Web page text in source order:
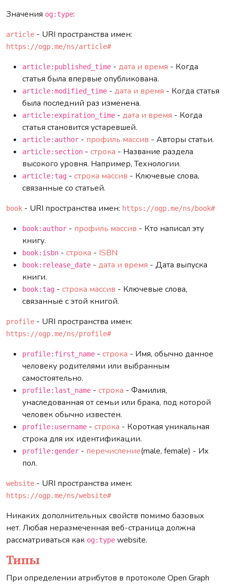
Значения og:type:
article - URI пространства имен:
https://ogp.me/ns/article#
article:published_time - дата и время - Когда
статья была впервые опубликована.
article:modified_time - дата и время - Когда статья
была последний раз изменена.
article:expiration_time - дата и время - Когда
статья становится устаревшей.
article:author - профиль массив - Авторы статьи.
article:section - строка - Название раздела
высокого уровня. Например, Технологии.
article:tag - строка массив - Ключевые слова,
связанные со статьей.
book - URI пространства имен: https://ogp.me/ns/book#
book:author - профиль массив - Кто написал эту
книгу.
book:isbn - строка - ISBN
book:release_date - дата и время - Дата выпуска
книги.
book:tag - строка массив - Ключевые слова,
связанные с этой книгой.
profile - URI пространства имен:
https://ogp.me/ns/profile#
profile:first_name - строка - Имя, обычно данное
человеку родителями или выбранным
самостоятельно.
profile:last_name - строка - Фамилия,
унаследованная от семьи или брака, под которой
человек обычно известен.
profile:username - строка - Короткая уникальная
строка для их идентификации.
profile:gender - перечисление(male, female) - Их
пол.
website - URI пространства имен:
https://ogp.me/ns/website#
Никаких дополнительных свойств помимо базовых
нет. Любая неразмеченная веб-страница должна
рассматриваться как og:type website.
Типы
При определении атрибутов в протоколе Open Graph